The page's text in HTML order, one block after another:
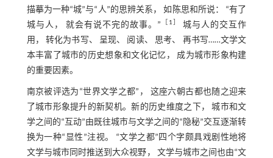
描摹为一种“城”与“人”的思辨关系， 如陈思和所说： “有了
城与人， 就会有说不完的故事。”
1
城与人的交互作
用， 转化为书写、 呈现、 阅读、 思考、 再书写……文学文
本丰富了城市的历史想象和文化记忆， 成为城市形象构建
的重要因素。
南京被评选为“世界文学之都”， 这座六朝古都也随之迎来
了城市形象提升的新契机。新的历史维度之下， 城市和文
学之间的“互动”由既往城市与文学之间的“隐秘”交互逐渐转
换为一种“显性”注视。 “文学之都”四个字颇具戏剧性地将
文学与城市同时推送到大众视野， 文学与城市之间也由“文